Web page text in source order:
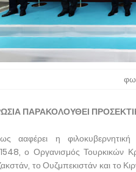
ΠΑΡΑΚΟΛΟΥΘΕΙ
ααφέρει η
ο Οργανισμός Τουρκικών
το Ουζμπεκιστάν και το